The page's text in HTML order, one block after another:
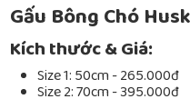
Gấu Bông Chó
Kích thước & Giá:
Size 1: 50cm - 265.000đ
Size 2: 70cm - 395.000đ